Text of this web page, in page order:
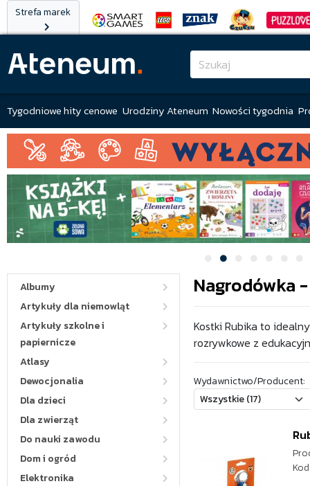
Strefa marek
Tygodniowe hity cenowe Urodziny Ateneum Nowości tygodnia
Albumy
Artykuły dla niemowląt
Artykuły szkolne i
papiernicze
Atlasy
Dewocjonalia
Dla dzieci
Dla zwierząt
Do nauki zawodu
Dom i ogród
Elektronika
Nagrodówka
Kostki Rubika to
rozrywkowe z
Wydawnictwo/Producent: